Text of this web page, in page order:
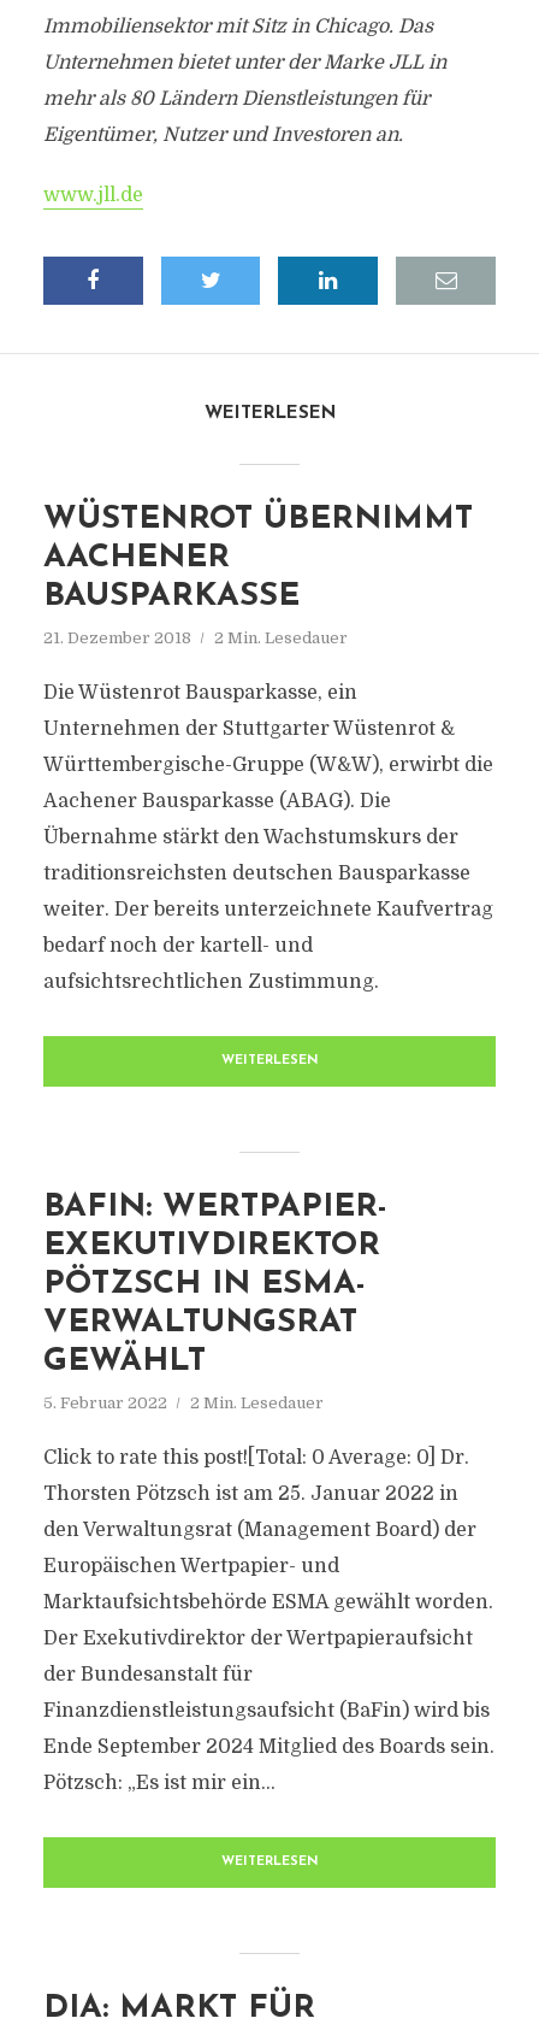
Immobiliensektor mit Sitz in Chicago. Das
Unternehmen bietet unter der Marke JLL in
mehr als 80 Ländern Dienstleistungen für
Eigentümer, Nutzer und Investoren an.
www.jll.de
WEITERLESEN
WÜSTENROT ÜBERNIMMT
AACHENER
BAUSPARKASSE
21. Dezember 2018 2 Min. Lesedauer
Die Wüstenrot Bausparkasse, ein
Unternehmen der Stuttgarter Wüstenrot &
Württembergische-Gruppe (W&W), erwirbt die
Aachener Bausparkasse (ABAG). Die
Übernahme stärkt den Wachstumskurs der
traditionsreichsten deutschen Bausparkasse
weiter. Der bereits unterzeichnete Kaufvertrag
bedarf noch der kartell- und
aufsichtsrechtlichen Zustimmung.
WEITERLESEN
BAFIN: WERTPAPIER-
EXEKUTIVDIREKTOR
PÖTZSCH IN ESMA-
VERWALTUNGSRAT
GEWÄHLT
5. Februar 2022 2 Min. Lesedauer
Click to rate this post![Total: 0 Average: 0] Dr.
Thorsten Pötzsch ist am 25. Januar 2022 in
den Verwaltungsrat (Management Board) der
Europäischen Wertpapier- und
Marktaufsichtsbehörde ESMA gewählt worden.
Der Exekutivdirektor der Wertpapieraufsicht
der Bundesanstalt für
Finanzdienstleistungsaufsicht (BaFin) wird bis
Ende September 2024 Mitglied des Boards sein.
Pötzsch: „Es ist mir ein...
WEITERLESEN
DIA: MARKT FÜR